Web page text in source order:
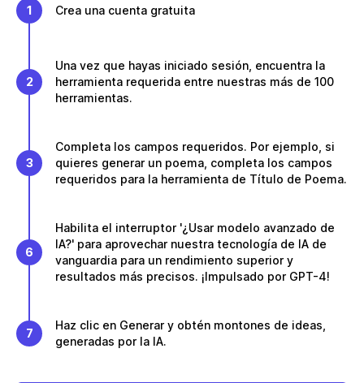
1 Crea una cuenta gratuita
2
Una vez que hayas iniciado sesión, encuentra la
herramienta requerida entre nuestras más de 100
herramientas.
3
Completa los campos requeridos. Por ejemplo, si
quieres generar un poema, completa los campos
requeridos para la herramienta de Título de Poema.
6
Habilita el interruptor '¿Usar modelo avanzado de
IA?' para aprovechar nuestra tecnología de IA de
vanguardia para un rendimiento superior y
resultados más precisos. ¡Impulsado por GPT-4!
7
Haz clic en Generar y obtén montones de ideas,
generadas por la IA.